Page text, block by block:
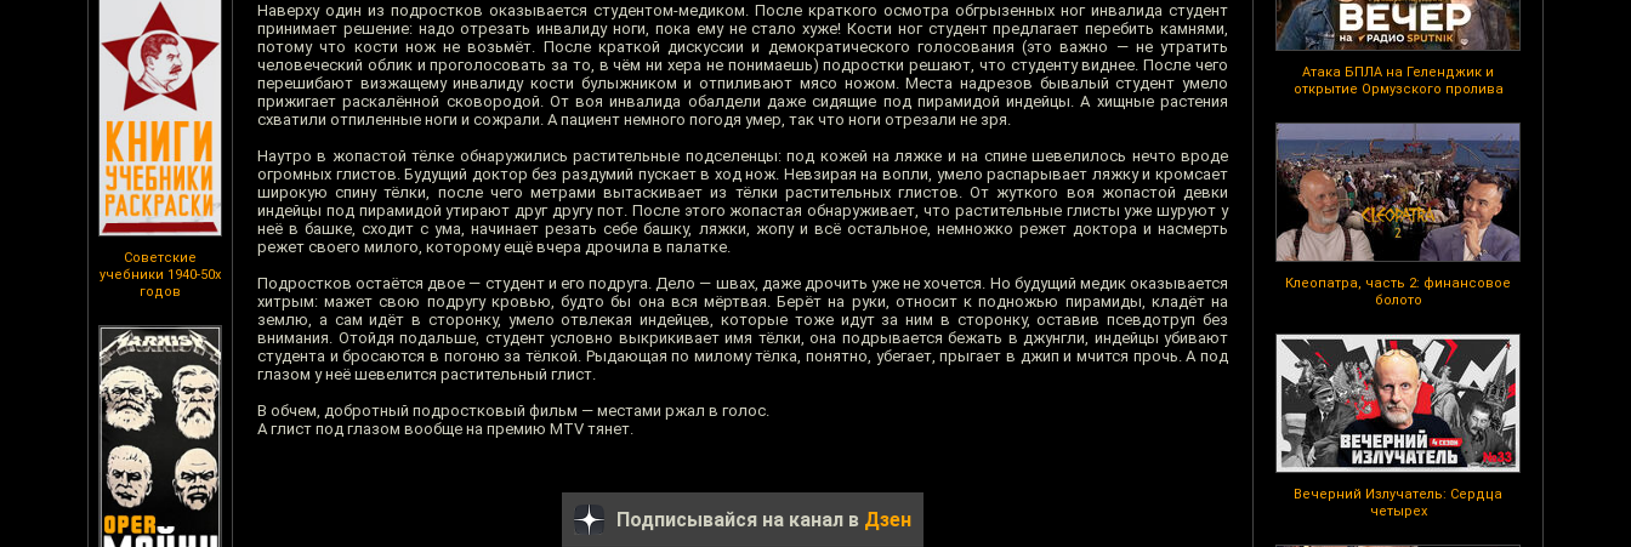
Советские
учебники 1940-50х
годов
Атака БПЛА на Геленджик и
открытие Ормузского пролива
Клеопатра, часть 2: финансовое
болото
Вечерний Излучатель: Сердца
четырех
Наверху один из подростков оказывается студентом-медиком. После краткого осмотра обгрызенных ног инвалида студент
принимает решение: надо отрезать инвалиду ноги, пока ему не стало хуже! Кости ног студент предлагает перебить камнями,
потому что кости нож не возьмёт. После краткой дискуссии и демократического голосования (это важно — не утратить
человеческий облик и проголосовать за то, в чём ни хера не понимаешь) подростки решают, что студенту виднее. После чего
перешибают визжащему инвалиду кости булыжником и отпиливают мясо ножом. Места надрезов бывалый студент умело
прижигает раскалённой сковородой. От воя инвалида обалдели даже сидящие под пирамидой индейцы. А хищные растения
схватили отпиленные ноги и сожрали. А пациент немного погодя умер, так что ноги отрезали не зря.
Наутро в жопастой тёлке обнаружились растительные подселенцы: под кожей на ляжке и на спине шевелилось нечто вроде
огромных глистов. Будущий доктор без раздумий пускает в ход нож. Невзирая на вопли, умело распарывает ляжку и кромсает
широкую спину тёлки, после чего метрами вытаскивает из тёлки растительных глистов. От жуткого воя жопастой девки
индейцы под пирамидой утирают друг другу пот. После этого жопастая обнаруживает, что растительные глисты уже шуруют у
неё в башке, сходит с ума, начинает резать себе башку, ляжки, жопу и всё остальное, немножко режет доктора и насмерть
режет своего милого, которому ещё вчера дрочила в палатке.
Подростков остаётся двое — студент и его подруга. Дело — швах, даже дрочить уже не хочется. Но будущий медик оказывается
хитрым: мажет свою подругу кровью, будто бы она вся мёртвая. Берёт на руки, относит к подножью пирамиды, кладёт на
землю, а сам идёт в сторонку, умело отвлекая индейцев, которые тоже идут за ним в сторонку, оставив псевдотруп без
внимания. Отойдя подальше, студент условно выкрикивает имя тёлки, она подрывается бежать в джунгли, индейцы убивают
студента и бросаются в погоню за тёлкой. Рыдающая по милому тёлка, понятно, убегает, прыгает в джип и мчится прочь. А под
глазом у неё шевелится растительный глист.
В обчем, добротный подростковый фильм — местами ржал в голос.
А глист под глазом вообще на премию MTV тянет.
Подписывайся на канал в Дзен